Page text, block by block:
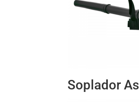
Soplador